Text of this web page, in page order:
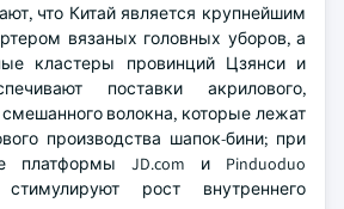
что Китай является крупнейшим
вязаных головных уборов, а
кластеры провинций Цзянси и
поставки акрилового,
волокна, которые лежат
производства шапок-бини; при
платформы JD.com и Pinduoduo
рост внутреннего